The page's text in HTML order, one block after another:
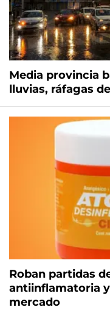
Media provincia
lluvias, ráfagas
Roban partidas
antiinflamatoria
mercado